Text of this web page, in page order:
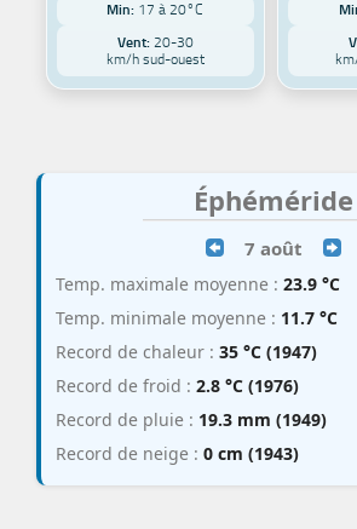
Min: 17 à 20°C
Vent:20-30
km/h sud-ouest
Éphéméride
7 août
Temp. maximale moyenne : 23.9 °C
Temp. minimale moyenne : 11.7 °C
Record de chaleur : 35 °C (1947)
Record de froid : 2.8 °C (1976)
Record de pluie : 19.3 mm (1949)
Record de neige : 0 cm (1943)